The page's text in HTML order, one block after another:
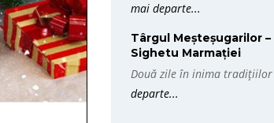
mai departe...
Târgul Meșteșugarilor
Sighetu Marmației
Două zile în inima tradițiilor
departe...